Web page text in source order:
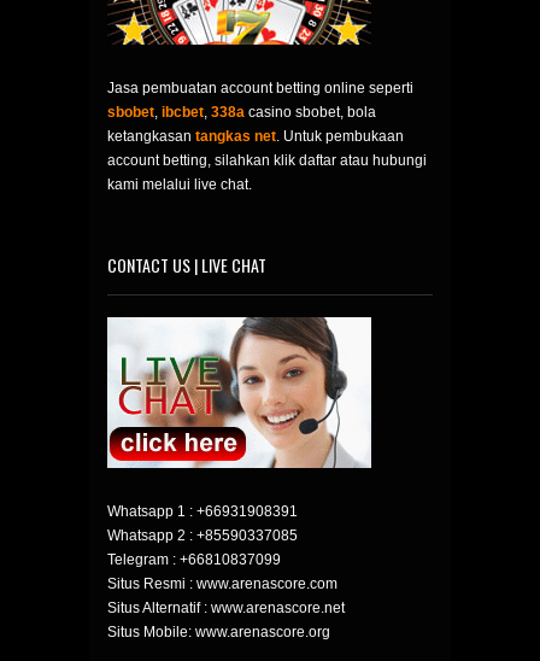
Jasa pembuatan account betting online seperti
sbobet, ibcbet, 338a casino sbobet, bola
ketangkasan tangkas net. Untuk pembukaan
account betting, silahkan klik daftar atau hubungi
kami melalui live chat.
CONTACT US | LIVE CHAT
Whatsapp 1 : +66931908391
Whatsapp 2 : +85590337085
Telegram : +66810837099
Situs Resmi : www.arenascore.com
Situs Alternatif : www.arenascore.net
Situs Mobile: www.arenascore.org